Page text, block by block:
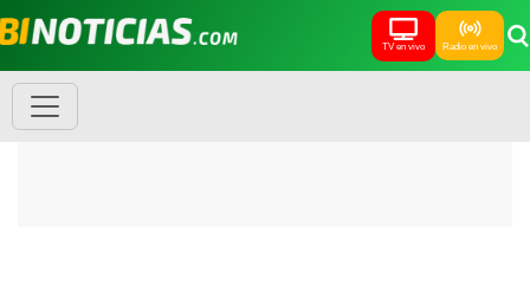
TV en vivo Radio en vivo